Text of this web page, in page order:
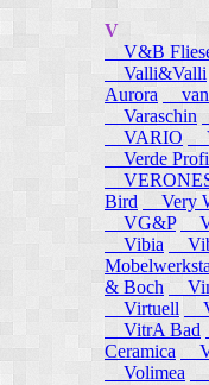
V
V&B
Valli&Valli
Aurora
van
Varaschin
VARIO
Verde
Bird
Very
VG&P
Vibia
& Boch
Virtuell
VitrA Bad
Ceramica
Volimea